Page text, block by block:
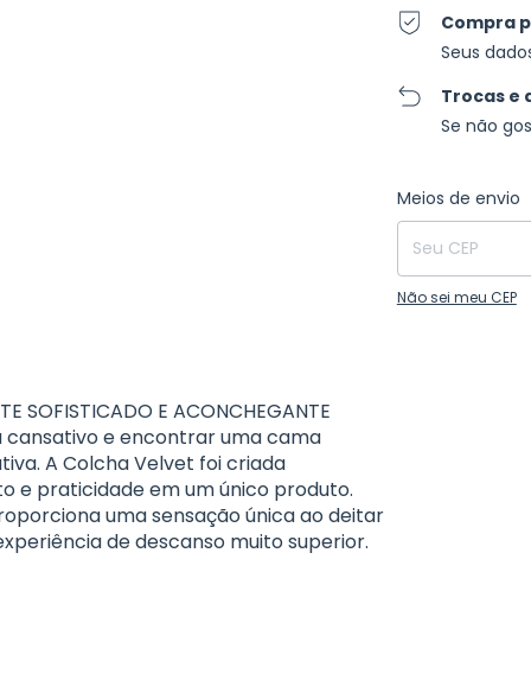
Compra
Seus
Trocas e
Se não
Entregas para o
Meios de envio
Não sei meu CEP
SOFISTICADO E ACONCHEGANTE
cansativo e encontrar uma cama
A Colcha Velvet foi criada
e praticidade em um único produto.
uma sensação única ao deitar
de descanso muito superior.